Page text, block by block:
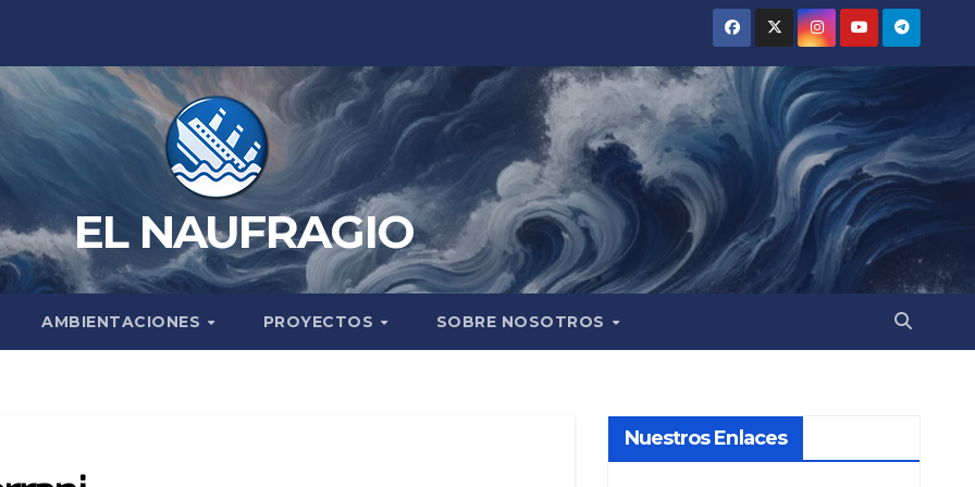
EL NAUFRAGIO
AMBIENTACIONES PROYECTOS SOBRE NOSOTROS
Nuestros Enlaces